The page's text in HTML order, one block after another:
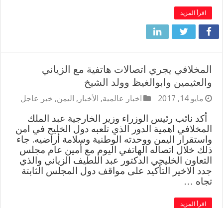
اقرأ المزيد
المخلافي يجري اتصالات هاتفية مع الزياني
والعثيمين وابوالغيظ وولد الشيخ
مايو 14, 2017 اخبار عالمية, الأخبار , اليمن, خبر عاجل
أكد نائب رئيس الوزراء وزير الخارجية عبد الملك
المخلافي اهمية الدور الذي تلعبه دول الخليج في امن
واستقرار اليمن ووحدته الوطنية وسلامة أراضيه. جاء
ذلك خلال اتصاله الهاتفي اليوم مع أمين عام مجلس
التعاون الخليجي الدكتور عبد اللطيف الزياني والذي
جدد الاخير التأكيد على مواقف دول المجلس الثابتة
تجاه …
اقرأ المزيد